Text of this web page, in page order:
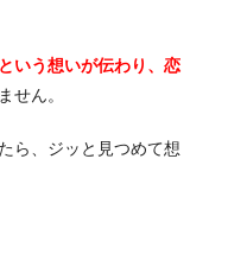
いう想いが伝わり、恋
せん。
ら、ジッと見つめて想